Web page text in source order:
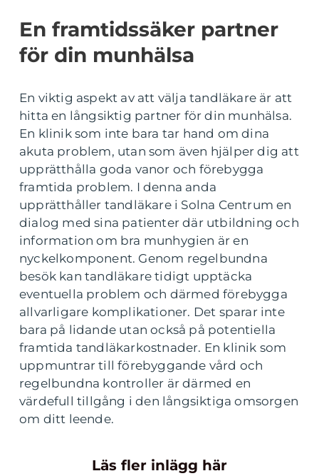
En framtidssäker partner
för din munhälsa
En viktig aspekt av att välja tandläkare är att
hitta en långsiktig partner för din munhälsa.
En klinik som inte bara tar hand om dina
akuta problem, utan som även hjälper dig att
upprätthålla goda vanor och förebygga
framtida problem. I denna anda
upprätthåller tandläkare i Solna Centrum en
dialog med sina patienter där utbildning och
information om bra munhygien är en
nyckelkomponent. Genom regelbundna
besök kan tandläkare tidigt upptäcka
eventuella problem och därmed förebygga
allvarligare komplikationer. Det sparar inte
bara på lidande utan också på potentiella
framtida tandläkarkostnader. En klinik som
uppmuntrar till förebyggande vård och
regelbundna kontroller är därmed en
värdefull tillgång i den långsiktiga omsorgen
om ditt leende.
Läs fler inlägg här